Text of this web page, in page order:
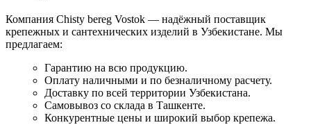
Компания Chisty bereg Vostok — надёжный поставщик
крепежных и сантехнических изделий в Узбекистане. Мы
предлагаем:
Гарантию на всю продукцию.
Оплату наличными и по безналичному расчету.
Доставку по всей территории Узбекистана.
Самовывоз со склада в Ташкенте.
Конкурентные цены и широкий выбор крепежа.